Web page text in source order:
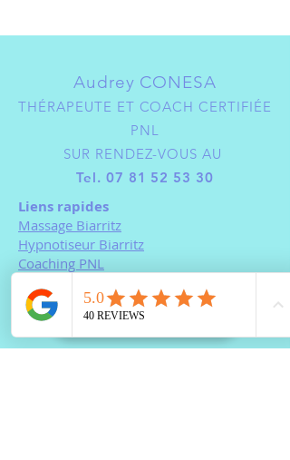
Audrey CONESA
THÉRAPEUTE ET COACH CERTIFIÉE
PNL
SUR RENDEZ-VOUS AU
Tel. 07 81 52 53 30
Liens rapides
Massage Biarritz
Hypnotiseur Biarritz
Coaching PNL
PRENDRE RDV